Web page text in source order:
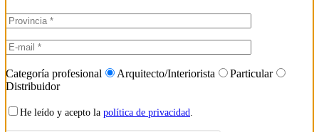
Categoría profesional Arquitecto/Interiorista
Particular
Distribuidor
He leído y acepto la política de privacidad.